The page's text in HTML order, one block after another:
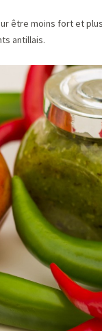
être moins fort et
antillais.